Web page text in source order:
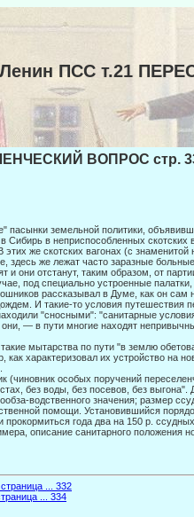
ПСС т.21
ВОПРОС стр.
пасынки земельной политики,
Сибирь в неприспособленных
же скотских вагонах (с
здесь же лежат часто заразные
и они отстанут, таким образом, от
под специально устроенные
рассказывал в Думе, как он
И такие-то условия путешествия
"сносными": "санитарные
— в пути многие находят
мытарства по пути "в землю
как характеризовал их устройст­во на
(чиновник особых поручений
без воды, без посевов, без вы­гона".
водственного значения; размер
помощи. Установившийся
прокормиться года два на 150 р.
описание санитарного положения
... 332
... 334